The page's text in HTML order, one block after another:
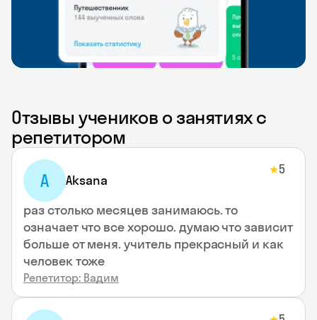
Отзывы учеников о занятиях с
репетитором
A Aksana
★5
раз столько месяцев занимаюсь. то
означает что все хорошо. думаю что зависит
больше от меня. учитель прекрасный и как
человек тоже
Репетитор: Вадим